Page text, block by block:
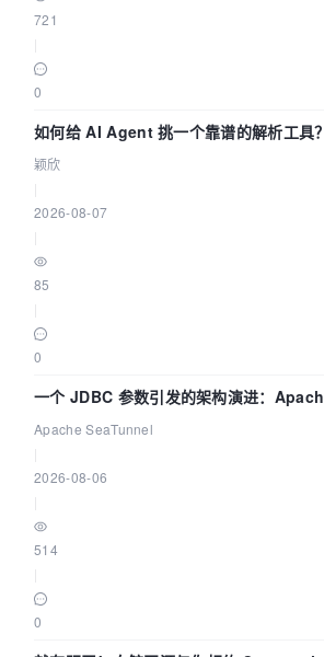
721
0
如何给 AI Agent 挑一个靠谱的解析工具？
颖欣
2026-08-07
85
0
一个 JDBC 参数引发的架构演进：
Apache SeaTunnel
2026-08-06
514
0